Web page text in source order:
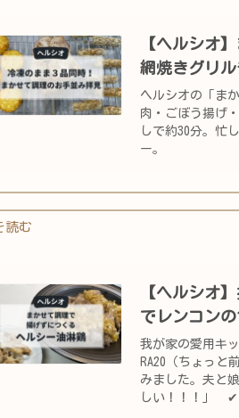
【ヘルシオ
網焼きグリ
ヘルシオの「ま
肉・ごぼう揚げ
しで約30分。忙
ー。
【ヘルシオ
でレンコン
我が家の愛用キ
RA20（ちょっと
みました。夫と
しい！！！」